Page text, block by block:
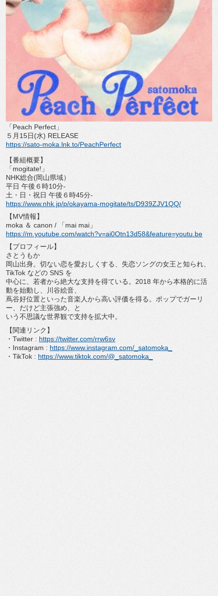
「Peach Perfect 」
５月 15日(水) RELEASE
https://sato-moka.lnk.to/PeachPerfect
【番組概要】
「mogitate! 」
NHK総合(岡山県域）
平日 午後６時10分-
土・日・祝日 午後６時45分-
https://www.nhk.jp/p/okayama-mogitate/ts/D939ZJV1QQ/
【MV情報】
moka ＆ canon / 「mai mai 」
https://m.youtube.com/watch?v=ai0Otn13d58&feature=youtu.be
【プロフィール】
さとうもか
岡山出身。切ない恋を愛おしくする、失恋ソングの女王と知られ、
TikTok などの SNS を
中心に、若者から絶大な支持を得ている。 2018 年から本格的に活
動を始動し、川⾕絵⾳、
蔦⾕好位置といった⾳楽人から高い評価を得る。 ポップでガーリ
ー、だけど主張強め、と
いう不思議な世界観で支持を拡大中。
【関連リンク】
・Twitter : https://twitter.com/rrw6sv
・Instagram : https://www.instagram.com/_ satomoka_
・TikTok : https://www.tiktok.com/@_ satomoka_